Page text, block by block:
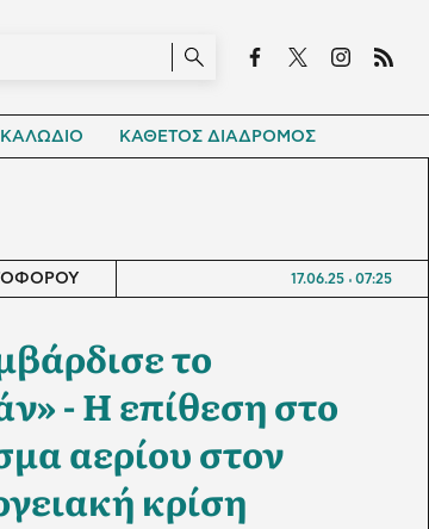
ΚΑΛΩΔΙΟ ΚΑΘΕΤΟΣ ΔΙΑΔΡΟΜΟΣ
17.06.25 07:25
το
- Η επίθεση στο
αερίου στον
κρίση